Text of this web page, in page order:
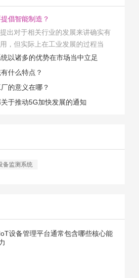
倡智能制造？
出对于相关行业的发展来讲确实有
，但实际上在工业发展的过程当
产业发展的具体结束是非常的多
业一定需要...
以诸多的优势在市场当中立足
什么特点？
的意义在哪？
于推动5G加快发展的通知
备监测系统
设备管理平台通常包含哪些核心能